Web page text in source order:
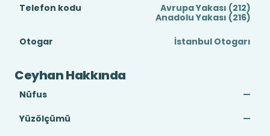
Telefon kodu
Avrupa Yakası (212)
Anadolu Yakası (216)
Otogar
İstanbul Otogarı
Ceyhan Hakkında
Nüfus
—
Yüzölçümü
—